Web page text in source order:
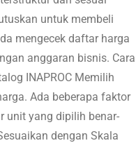
untuk membeli
mengecek daftar harga
anggaran bisnis. Cara
INAPROC Memilih
Ada beberapa faktor
unit yang dipilih benar-
dengan Skala